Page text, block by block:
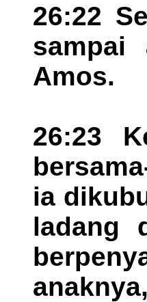
26:22
Amos.
26:23
ia
ladang